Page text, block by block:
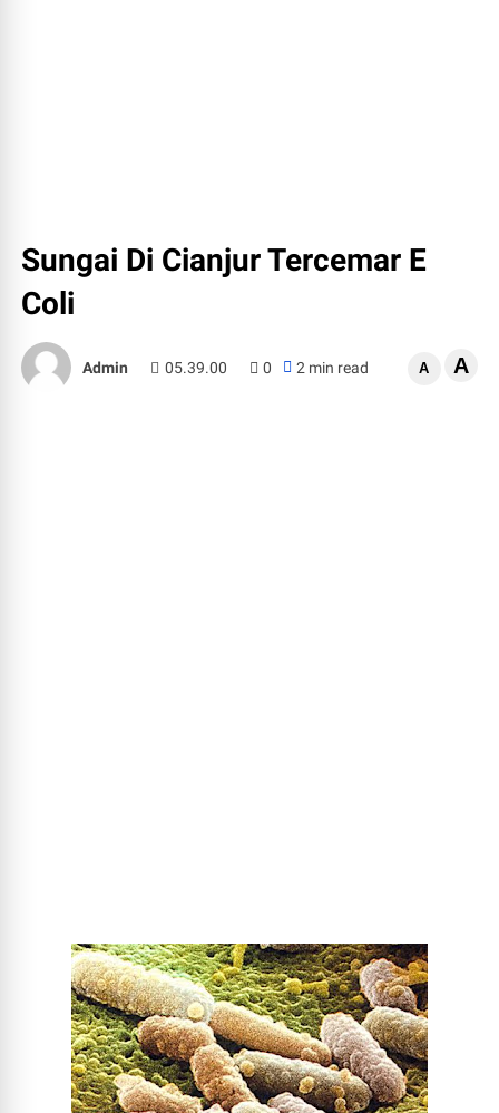
Sungai Di Cianjur Tercemar E
Coli
Admin 05.39.00 0 2 min read A A